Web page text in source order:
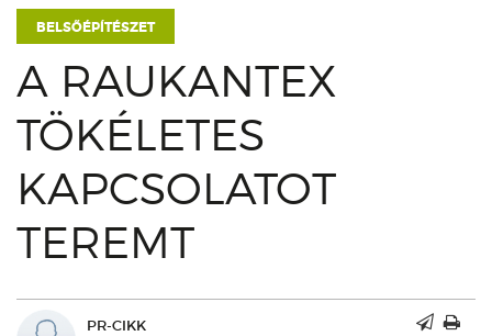
BELSŐÉPÍTÉSZET
A RAUKANTEX
TÖKÉLETES
KAPCSOLATOT
TEREMT
PR-CIKK